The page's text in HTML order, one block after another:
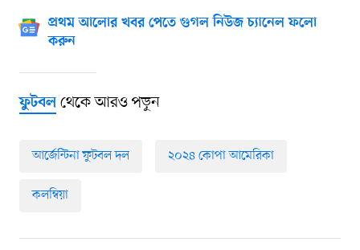
প্রথম আলোর খবর পেতে গুগল নিউজ চ্যানেল ফলো
করুন
ফুটবলথেকে আরও পড়ুন
আর্জেন্টিনা ফুটবল দল ২০২৪ কোপা আমেরিকা
কলম্বিয়া